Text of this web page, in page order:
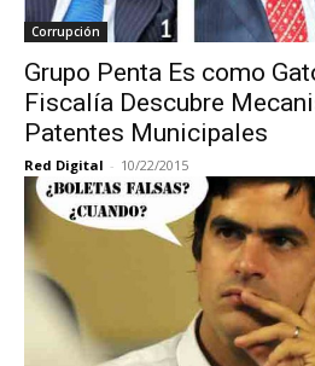
Corrupción
Grupo Penta Es como
Fiscalía Descubre
Patentes Municipales
Red Digital - 10/22/2015